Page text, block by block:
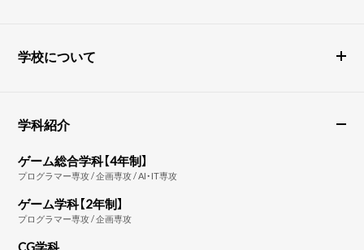
学校について
学科紹介
ゲーム総合学科【4年制】
プログラマー専攻 / 企画専攻 / AI・IT専攻
ゲーム学科【2年制】
プログラマー専攻 / 企画専攻